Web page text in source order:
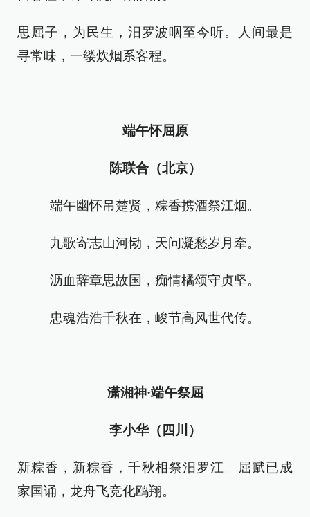
思屈子，为民生，汨罗波咽至今听。人间最是
寻常味，一缕炊烟系客程。
端午怀屈原
陈联合（北京）
端午幽怀吊楚贤，粽香携酒祭江烟。
九歌寄志山河恸，天问凝愁岁月牵。
沥血辞章思故国，痴情橘颂守贞坚。
忠魂浩浩千秋在，峻节高风世代传。
潇湘神·端午祭屈
李小华（四川）
新粽香，新粽香，千秋相祭汨罗江。屈赋已成
家国诵，龙舟飞竞化鸥翔。